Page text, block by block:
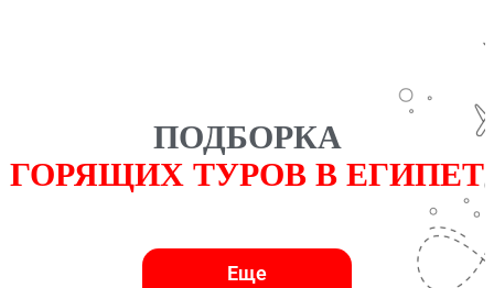
ПОДБОРКА
ГОРЯЩИХ ТУРОВ В ЕГИПЕТ
Еще